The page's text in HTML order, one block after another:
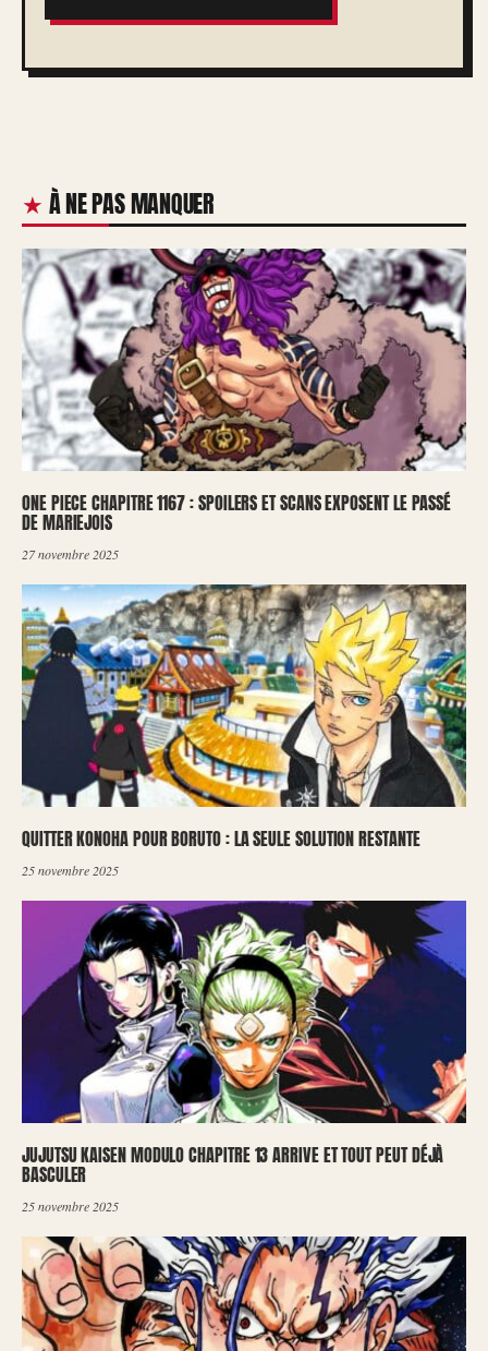
À NE PAS MANQUER
ONE PIECE CHAPITRE 1167 : SPOILERS ET SCANS EXPOSENT LE PASSÉ
DE MARIEJOIS
27 novembre 2025
QUITTER KONOHA POUR BORUTO : LA SEULE SOLUTION RESTANTE
25 novembre 2025
JUJUTSU KAISEN MODULO CHAPITRE 13 ARRIVE ET TOUT PEUT DÉJÀ
BASCULER
25 novembre 2025